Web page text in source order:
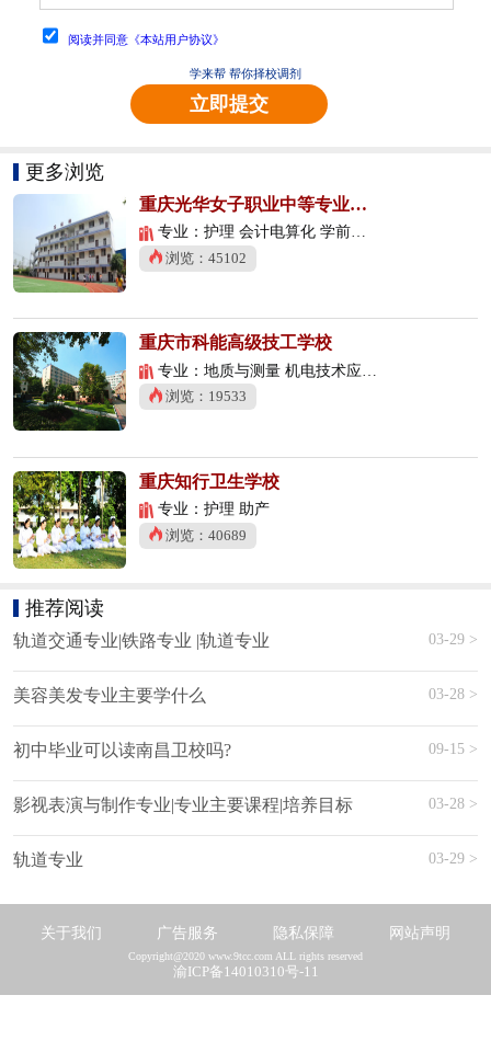
阅读并同意《本站用户协议》
学来帮 帮你择校调剂
立即提交
更多浏览
重庆光华女子职业中等专业学校
专业：护理 会计电算化 学前教育
浏览：45102
重庆市科能高级技工学校
专业：地质与测量 机电技术应用 数控技术应用
浏览：19533
重庆知行卫生学校
专业：护理 助产
浏览：40689
推荐阅读
轨道交通专业|铁路专业 |轨道专业 03-29 >
美容美发专业主要学什么 03-28 >
初中毕业可以读南昌卫校吗? 09-15 >
影视表演与制作专业|专业主要课程|培养目标 03-28 >
轨道专业 03-29 >
关于我们 广告服务 隐私保障 网站声明
Copyright@2020 www.9tcc.com ALL rights reserved
渝ICP备14010310号-11